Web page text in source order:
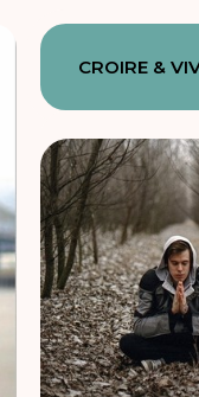
CROIRE &